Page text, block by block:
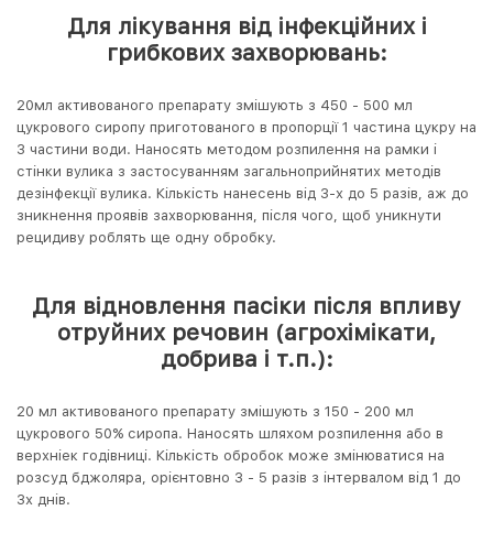
Для лікування від інфекційних і
грибкових захворювань:
20мл активованого препарату змішують з 450 - 500 мл
цукрового сиропу приготованого в пропорції 1 частина цукру на
3 частини води. Наносять методом розпилення на рамки і
стінки вулика з застосуванням загальноприйнятих методів
дезінфекції вулика. Кількість нанесень від 3-х до 5 разів, аж до
зникнення проявів захворювання, після чого, щоб уникнути
рецидиву роблять ще одну обробку.
Для відновлення пасіки після впливу
отруйних речовин (агрохімікати,
добрива і т.п.):
20 мл активованого препарату змішують з 150 - 200 мл
цукрового 50% сиропа. Наносять шляхом розпилення або в
верхніек годівниці. Кількість обробок може змінюватися на
розсуд бджоляра, орієнтовно 3 - 5 разів з інтервалом від 1 до
3х днів.